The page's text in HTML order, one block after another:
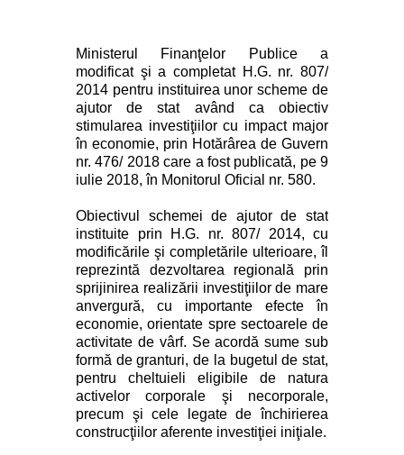
Ministerul Finanţelor Publice a
modificat şi a completat H.G. nr. 807/
2014 pentru instituirea unor scheme de
ajutor de stat având ca obiectiv
stimularea investiţiilor cu impact major
în economie, prin Hotărârea de Guvern
nr. 476/ 2018 care a fost publicată, pe 9
iulie 2018, în Monitorul Oficial nr. 580.
Obiectivul schemei de ajutor de stat
instituite prin H.G. nr. 807/ 2014, cu
modificările şi completările ulterioare, îl
reprezintă dezvoltarea regională prin
sprijinirea realizării investiţiilor de mare
anvergură, cu importante efecte în
economie, orientate spre sectoarele de
activitate de vârf. Se acordă sume sub
formă de granturi, de la bugetul de stat,
pentru cheltuieli eligibile de natura
activelor corporale şi necorporale,
precum şi cele legate de închirierea
construcţiilor aferente investiţiei iniţiale.